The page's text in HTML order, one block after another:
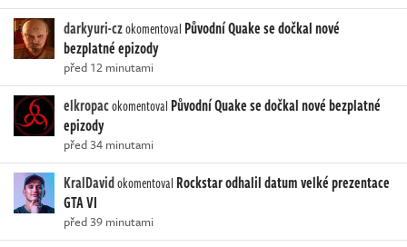
darkyuri-czokomentoval Původní Quake se dočkal nové
bezplatné epizody
před 12 minutami
elkropacokomentoval Původní Quake se dočkal nové bezplatné
epizody
před 34 minutami
KralDavidokomentoval Rockstar odhalil datum velké prezentace
GTA VI
před 39 minutami